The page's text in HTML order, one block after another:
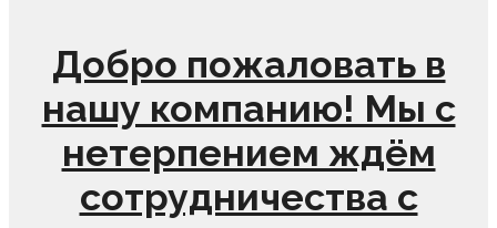
Добро пожаловать в
нашу компанию! Мы с
нетерпением ждём
сотрудничества с